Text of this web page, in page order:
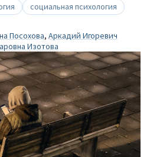
социальная психология
Посохова, Аркадий Игоревич
Изотова